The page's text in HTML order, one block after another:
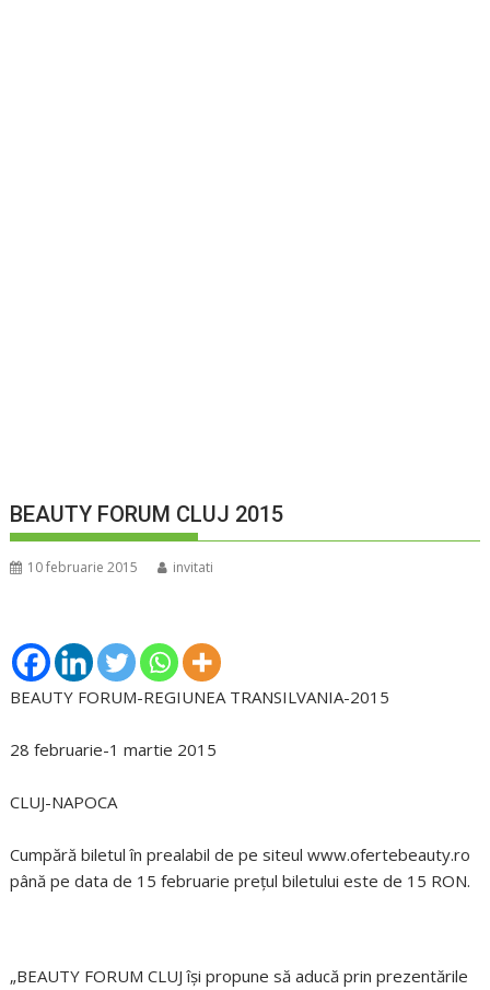
BEAUTY FORUM CLUJ 2015
10 februarie 2015 invitati
BEAUTY FORUM-REGIUNEA TRANSILVANIA-2015
28 februarie-1 martie 2015
CLUJ-NAPOCA
Cumpără biletul în prealabil de pe siteul www.ofertebeauty.ro
până pe data de 15 februarie prețul biletului este de 15 RON.
„BEAUTY FORUM CLUJ își propune să aducă prin prezentările